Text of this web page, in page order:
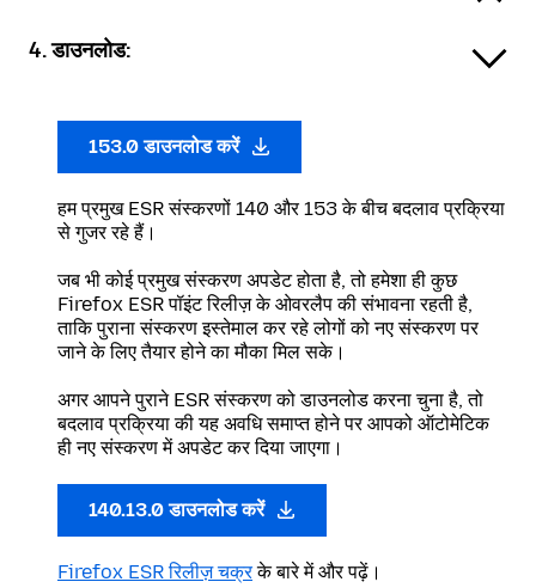
4. डाउनलोड:
153.0 डाउनलोड करें
हम प्रमुख ESR संस्करणों 140 और 153 के बीच बदलाव प्रक्रिया
से गुजर रहे हैं।
जब भी कोई प्रमुख संस्करण अपडेट होता है, तो हमेशा ही कुछ
Firefox ESR पॉइंट रिलीज़ के ओवरलैप की संभावना रहती है,
ताकि पुराना संस्करण इस्तेमाल कर रहे लोगों को नए संस्करण पर
जाने के लिए तैयार होने का मौका मिल सके।
अगर आपने पुराने ESR संस्करण को डाउनलोड करना चुना है, तो
बदलाव प्रक्रिया की यह अवधि समाप्त होने पर आपको ऑटोमेटिक
ही नए संस्करण में अपडेट कर दिया जाएगा।
140.13.0 डाउनलोड करें
Firefox ESR रिलीज़ चक्रके बारे में और पढ़ें।